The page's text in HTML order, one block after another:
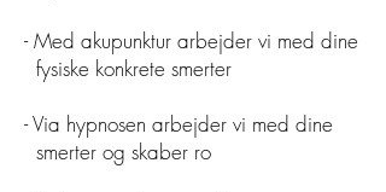
- Med akupunktur arbejder vi med dine
fysiske konkrete smerter
- Via hypnosen arbejder vi med dine
smerter og skaber ro